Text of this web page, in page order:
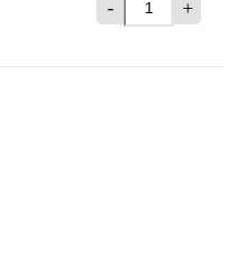
- +